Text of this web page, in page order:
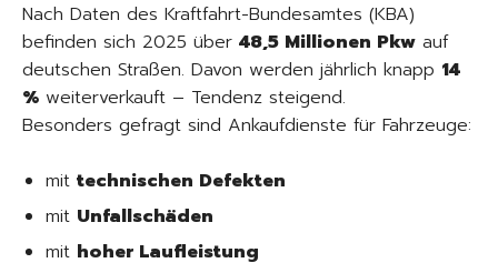
Nach Daten des Kraftfahrt-Bundesamtes (KBA)
befinden sich 2025 über 48,5 Millionen Pkw auf
deutschen Straßen. Davon werden jährlich knapp 14
% weiterverkauft – Tendenz steigend.
Besonders gefragt sind Ankaufdienste für Fahrzeuge:
mit technischen Defekten
mit Unfallschäden
mit hoher Laufleistung